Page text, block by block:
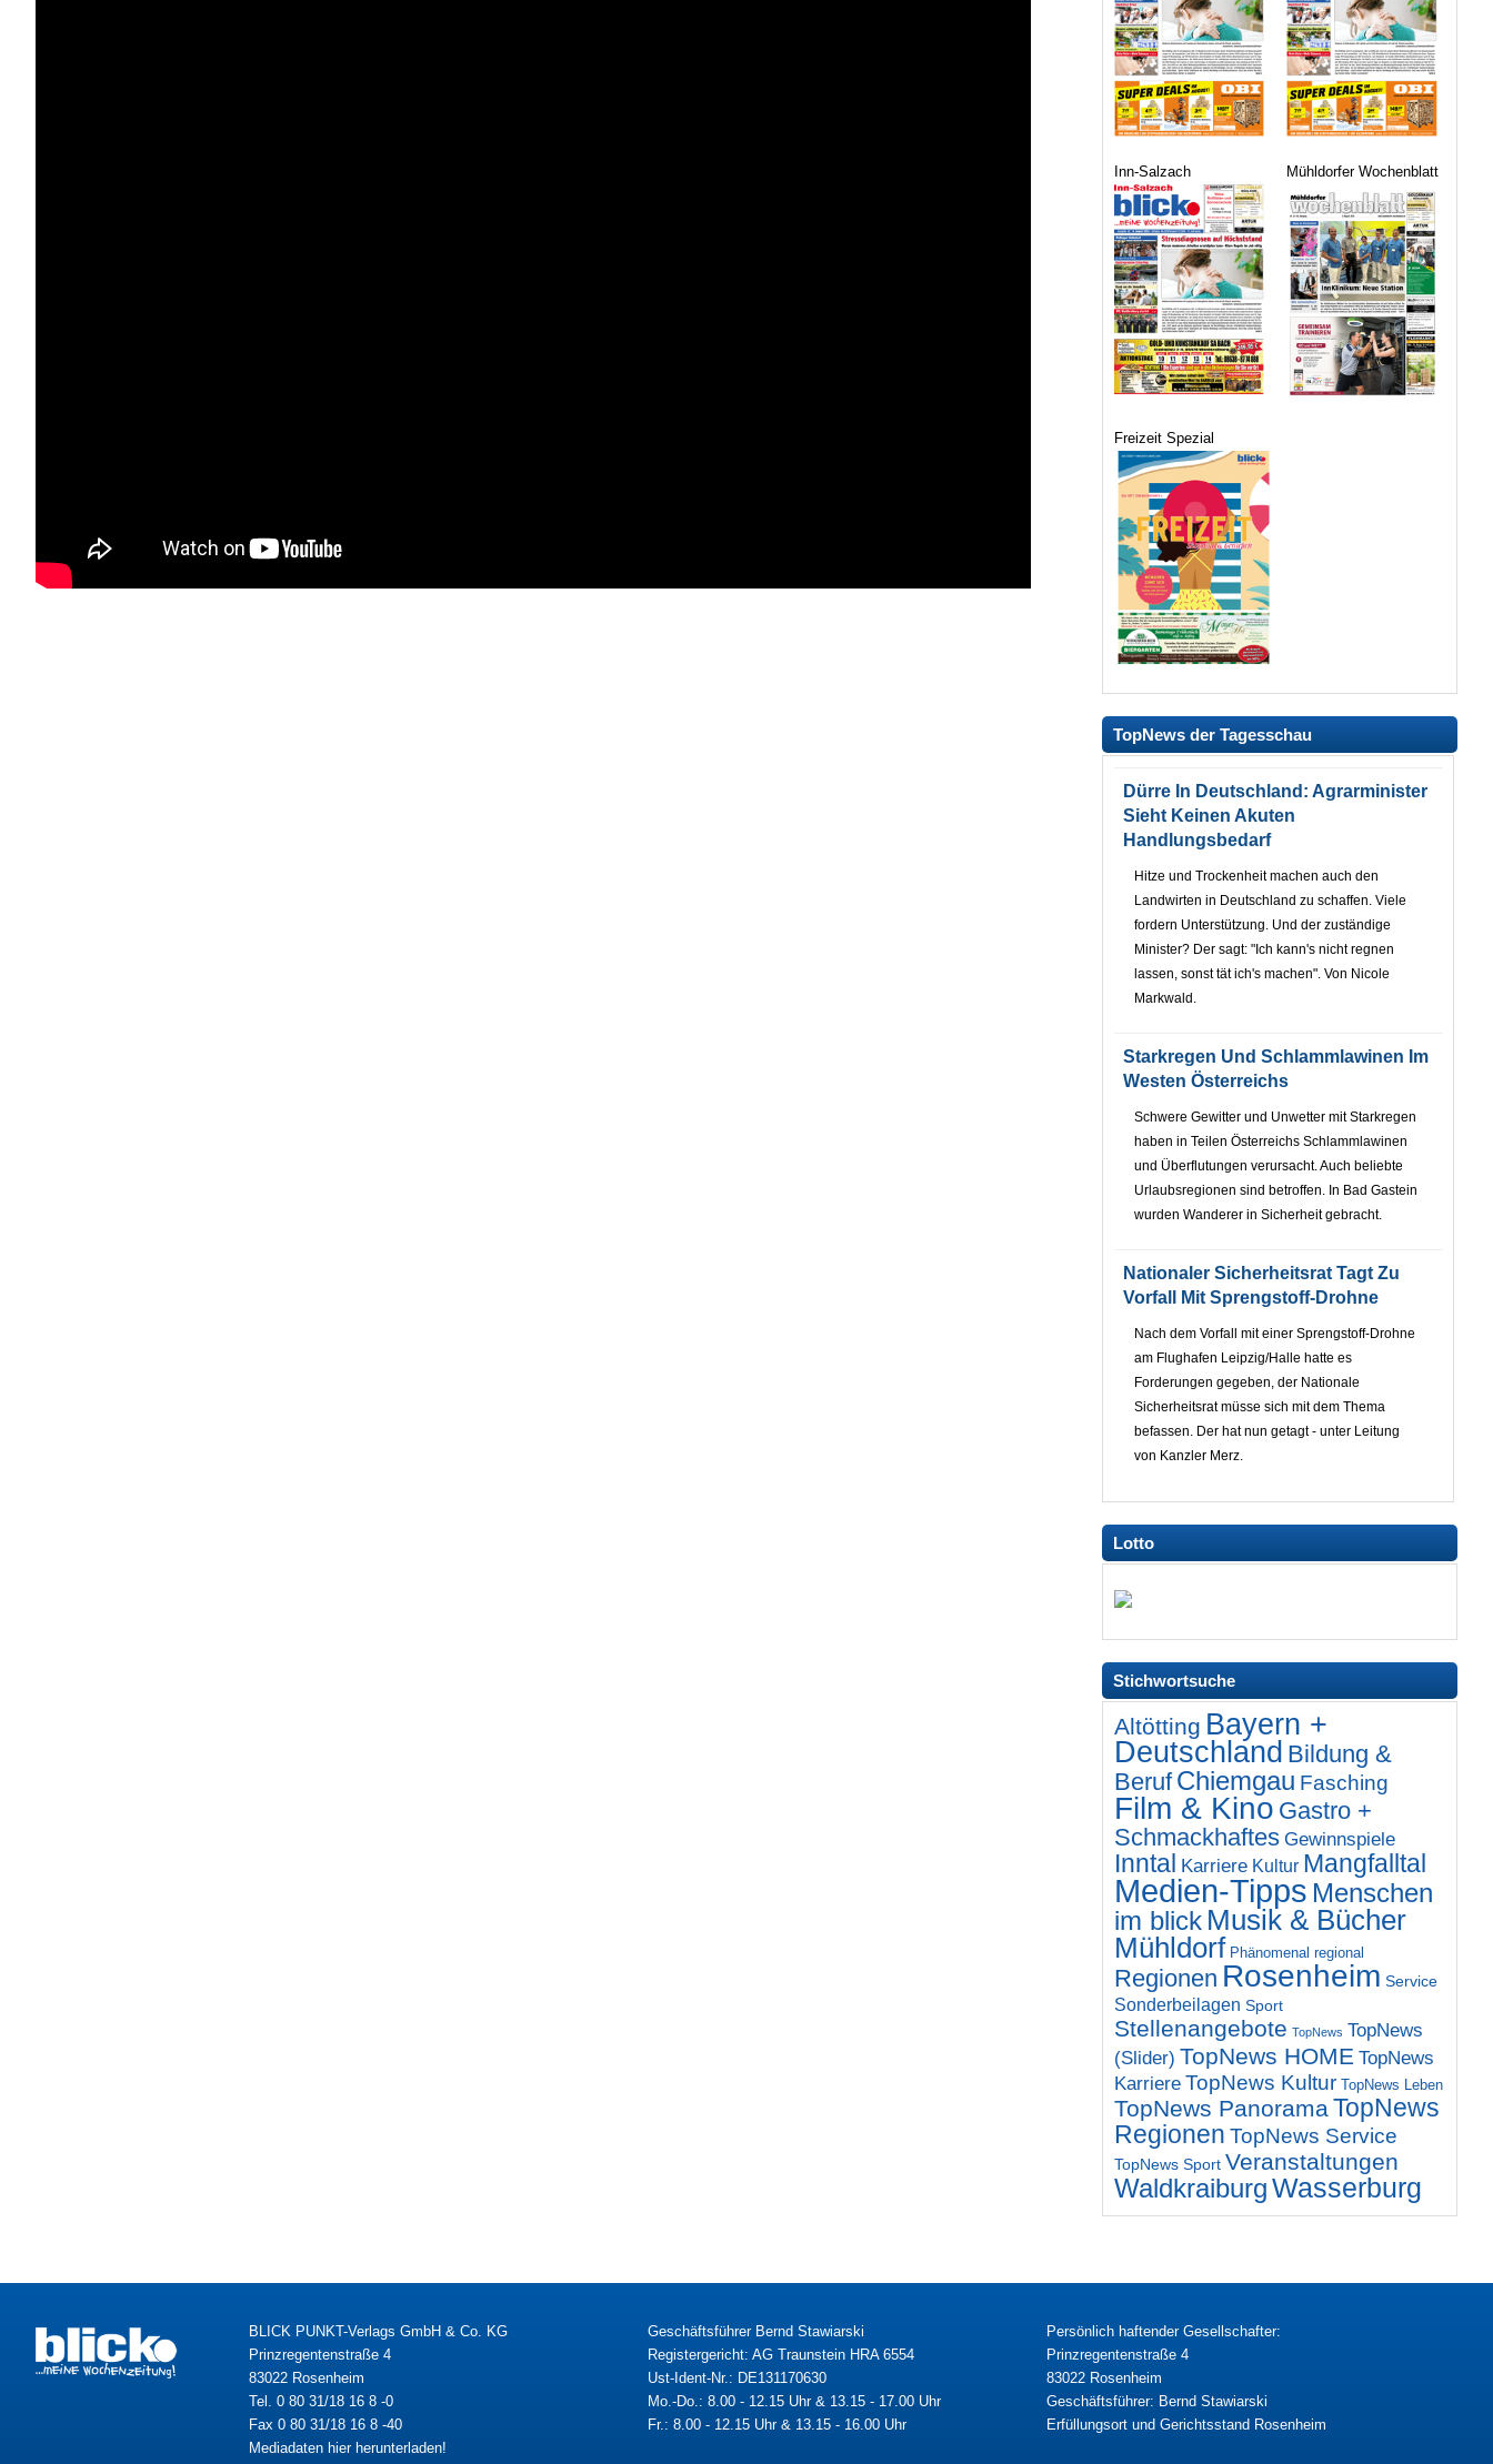
Inn-Salzach Mühldorfer Wochenblatt
Freizeit Spezial
TopNews der Tagesschau
Dürre In Deutschland: Agrarminister
Sieht Keinen Akuten
Handlungsbedarf
Hitze und Trockenheit machen auch den
Landwirten in Deutschland zu schaffen. Viele
fordern Unterstützung. Und der zuständige
Minister? Der sagt: "Ich kann's nicht regnen
lassen, sonst tät ich's machen". Von Nicole
Markwald.
Starkregen Und Schlammlawinen Im
Westen Österreichs
Schwere Gewitter und Unwetter mit Starkregen
haben in Teilen Österreichs Schlammlawinen
und Überflutungen verursacht. Auch beliebte
Urlaubsregionen sind betroffen. In Bad Gastein
wurden Wanderer in Sicherheit gebracht.
Nationaler Sicherheitsrat Tagt Zu
Vorfall Mit Sprengstoff-Drohne
Nach dem Vorfall mit einer Sprengstoff-Drohne
am Flughafen Leipzig/Halle hatte es
Forderungen gegeben, der Nationale
Sicherheitsrat müsse sich mit dem Thema
befassen. Der hat nun getagt - unter Leitung
von Kanzler Merz.
Lotto
Stichwortsuche
Altötting Bayern +
Deutschland Bildung &
Beruf Chiemgau Fasching
Film & Kino Gastro +
Schmackhaftes Gewinnspiele
Inntal Karriere Kultur Mangfalltal
Medien-Tipps Menschen
im blick Musik & Bücher
Mühldorf Phänomenal regional
Regionen Rosenheim Service
Sonderbeilagen Sport
Stellenangebote TopNews TopNews
(Slider) TopNews HOME TopNews
Karriere TopNews Kultur TopNews Leben
TopNews PanoramaTopNews
Regionen TopNews Service
TopNews Sport Veranstaltungen
WaldkraiburgWasserburg
BLICK PUNKT-Verlags GmbH & Co. KG
Prinzregentenstraße 4
83022 Rosenheim
Tel. 0 80 31/18 16 8 -0
Fax 0 80 31/18 16 8 -40
Mediadaten hier herunterladen!
Geschäftsführer Bernd Stawiarski
Registergericht: AG Traunstein HRA 6554
Ust-Ident-Nr.: DE131170630
Mo.-Do.: 8.00 - 12.15 Uhr & 13.15 - 17.00 Uhr
Fr.: 8.00 - 12.15 Uhr & 13.15 - 16.00 Uhr
Persönlich haftender Gesellschafter:
Prinzregentenstraße 4
83022 Rosenheim
Geschäftsführer: Bernd Stawiarski
Erfüllungsort und Gerichtsstand Rosenheim